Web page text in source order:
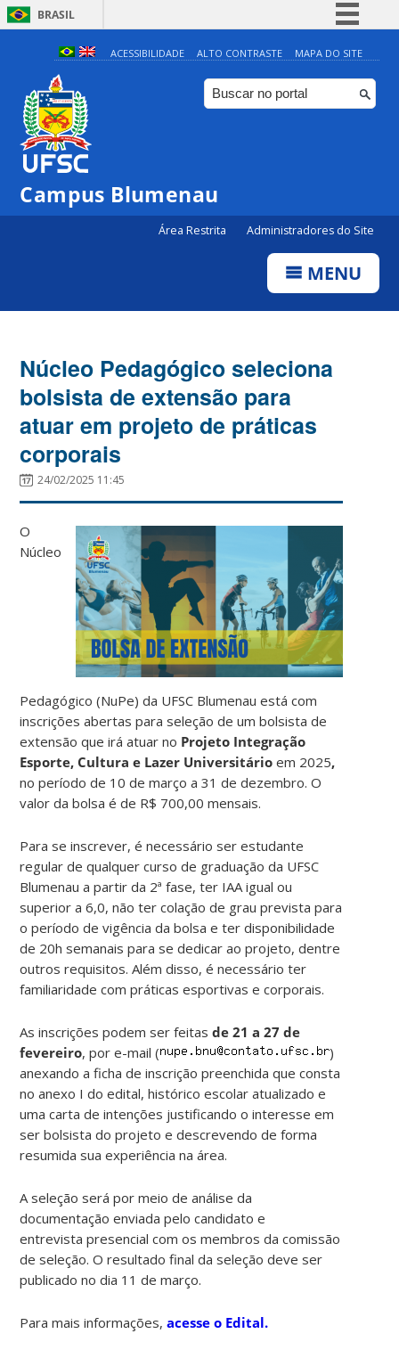
BRASIL
Simplifique!
Comunica BR
Participe
ACESSIBILIDADE ALTO CONTRASTE MAPA DO SITE
Campus Blumenau
Área Restrita Administradores do Site
MENU
Núcleo Pedagógico seleciona
bolsista de extensão para
atuar em projeto de práticas
corporais
24/02/2025 11:45
O
Núcleo
Pedagógico (NuPe) da UFSC Blumenau está com
inscrições abertas para seleção de um bolsista de
extensão que irá atuar no Projeto Integração
Esporte, Cultura e Lazer Universitário em 2025,
no período de 10 de março a 31 de dezembro. O
valor da bolsa é de R$ 700,00 mensais.
Para se inscrever, é necessário ser estudante
regular de qualquer curso de graduação da UFSC
Blumenau a partir da 2ª fase, ter IAA igual ou
superior a 6,0, não ter colação de grau prevista para
o período de vigência da bolsa e ter disponibilidade
de 20h semanais para se dedicar ao projeto, dentre
outros requisitos. Além disso, é necessário ter
familiaridade com práticas esportivas e corporais.
As inscrições podem ser feitasde 21 a 27 de
fevereiro, por e-mail (
)
anexando a ficha de inscrição preenchida que consta
no anexo I do edital, histórico escolar atualizado e
uma carta de intenções justificando o interesse em
ser bolsista do projeto e descrevendo de forma
resumida sua experiência na área.
A seleção será por meio de análise da
documentação enviada pelo candidato e
entrevista presencial com os membros da comissão
de seleção. O resultado final da seleção deve ser
publicado no dia 11 de março.
Para mais informações,acesse o Edital.